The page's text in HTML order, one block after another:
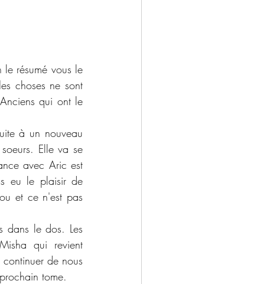
résumé vous le
choses ne sont
qui ont le
à un nouveau
Elle va se
avec Aric est
eu le plaisir de
et ce n'est pas
dans le dos. Les
qui revient
de nous
tome.